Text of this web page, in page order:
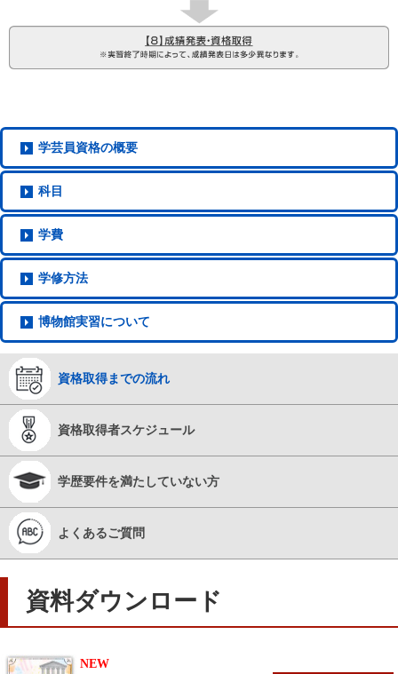
学芸員資格の概要
科目
学費
学修方法
博物館実習について
資格取得までの流れ
資格取得者スケジュール
学歴要件を満たしていない方
よくあるご質問
資料ダウンロード
NEW